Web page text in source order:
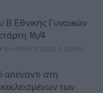
Εθνικής Γυναικών
16/4
10 ΑΠΡΙΛΊΟΥ 2025, 3:02 ΜΜ
απέναντι στη
των